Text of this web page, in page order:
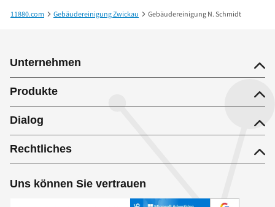
11880.com Gebäudereinigung Zwickau Gebäudereinigung N. Schmidt
Unternehmen
Produkte
Dialog
Rechtliches
Uns können Sie vertrauen